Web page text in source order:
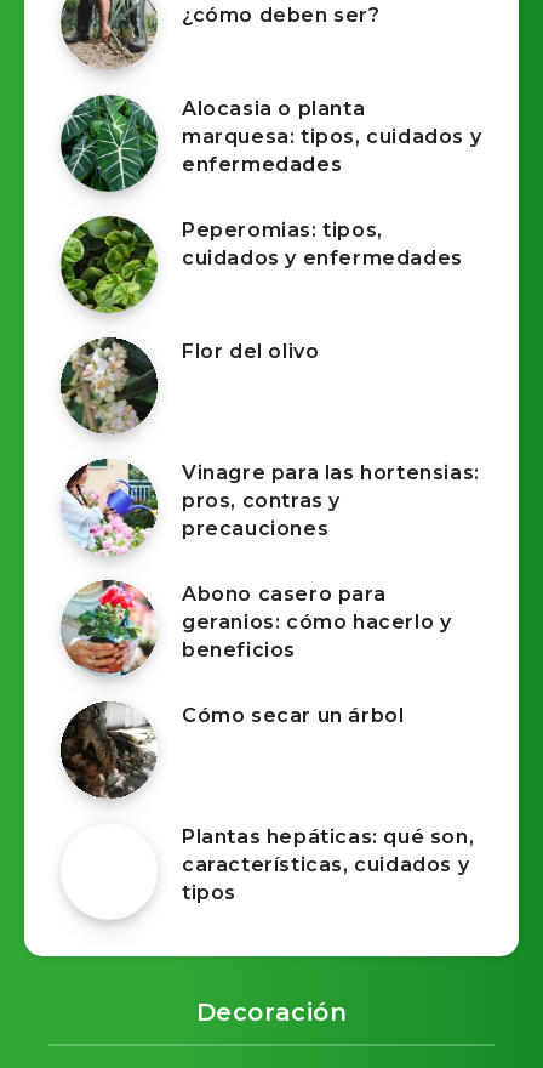
¿cómo deben ser?
Alocasia o planta
marquesa: tipos, cuidados y
enfermedades
Peperomias: tipos,
cuidados y enfermedades
Flor del olivo
Vinagre para las hortensias:
pros, contras y
precauciones
Abono casero para
geranios: cómo hacerlo y
beneficios
Cómo secar un árbol
Plantas hepáticas: qué son,
características, cuidados y
tipos
Decoración